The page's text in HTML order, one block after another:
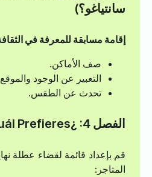
سانتياغو؟)
إقامة مسابقة للمعرفة في
صف الأماكن.
التعبير عن الوجود
تحدث عن الطقس.
الفصل 4: ¿Cuál Prefieres? (أيهما تفضل؟)
قم بإعداد قائمة لقضاء عطلة
المتاجر: